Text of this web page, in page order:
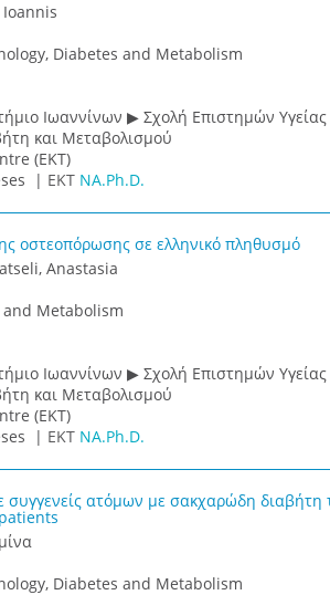
Ioannis
Diabetes and Metabolism
Ιωαννίνων ▶ Σχολή Επιστημών
και Μεταβολισμού
(EKT)
| ΕΚΤ NA.Ph.D.
οστεοπόρωσης σε ελληνικό πληθυσμό
Anastasia
Metabolism
Ιωαννίνων ▶ Σχολή Επιστημών
και Μεταβολισμού
(EKT)
| ΕΚΤ NA.Ph.D.
συγγενείς ατόμων με σακχαρώδη
Diabetes and Metabolism